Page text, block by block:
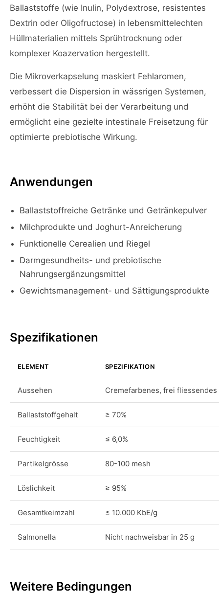
Ballaststoffe (wie Inulin, Polydextrose, resistentes
Dextrin oder Oligofructose) in lebensmittelechten
Hüllmaterialien mittels Sprühtrocknung oder
komplexer Koazervation hergestellt.
Die Mikroverkapselung maskiert Fehlaromen,
verbessert die Dispersion in wässrigen Systemen,
erhöht die Stabilität bei der Verarbeitung und
ermöglicht eine gezielte intestinale Freisetzung für
optimierte prebiotische Wirkung.
Anwendungen
Ballaststoffreiche Getränke und Getränkepulver
Milchprodukte und Joghurt-Anreicherung
Funktionelle Cerealien und Riegel
Darmgesundheits- und prebiotische
Nahrungsergänzungsmittel
Gewichtsmanagement- und Sättigungsprodukte
Spezifikationen
ELEMENT SPEZIFIKATION
Aussehen Cremefarbenes, frei fliessendes
Ballaststoffgehalt ≥ 70%
Feuchtigkeit ≤ 6,0%
Partikelgrösse 80-100 mesh
Löslichkeit ≥ 95%
Gesamtkeimzahl ≤ 10.000 KbE/g
Salmonella Nicht nachweisbar in 25 g
Weitere Bedingungen